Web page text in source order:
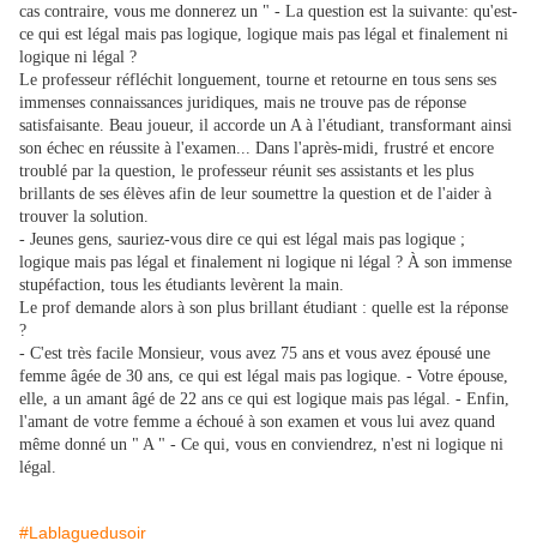
cas contraire, vous me donnerez un " - La question est la suivante: qu'est-
ce qui est légal mais pas logique, logique mais pas légal et finalement ni
logique ni légal ?
Le professeur réfléchit longuement, tourne et retourne en tous sens ses
immenses connaissances juridiques, mais ne trouve pas de réponse
satisfaisante. Beau joueur, il accorde un A à l'étudiant, transformant ainsi
son échec en réussite à l'examen... Dans l'après-midi, frustré et encore
troublé par la question, le professeur réunit ses assistants et les plus
brillants de ses élèves afin de leur soumettre la question et de l'aider à
trouver la solution.
- Jeunes gens, sauriez-vous dire ce qui est légal mais pas logique ;
logique mais pas légal et finalement ni logique ni légal ? À son immense
stupéfaction, tous les étudiants levèrent la main.
Le prof demande alors à son plus brillant étudiant : quelle est la réponse
?
- C'est très facile Monsieur, vous avez 75 ans et vous avez épousé une
femme âgée de 30 ans, ce qui est légal mais pas logique. - Votre épouse,
elle, a un amant âgé de 22 ans ce qui est logique mais pas légal. - Enfin,
l'amant de votre femme a échoué à son examen et vous lui avez quand
même donné un " A " - Ce qui, vous en conviendrez, n'est ni logique ni
légal.
#Lablaguedusoir